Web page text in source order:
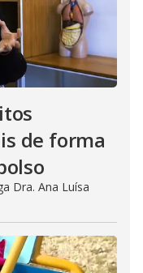
de forma
Dra. Ana Luísa